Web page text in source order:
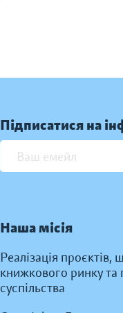
Підписатися на
Наша місія
Реалізація
книжкового ринку та
суспільства